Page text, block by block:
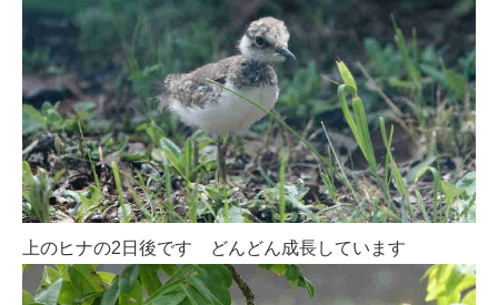
上のヒナの2日後です どんどん成長しています